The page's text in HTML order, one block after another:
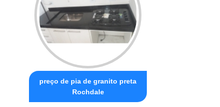
preço de pia de granito preta
Rochdale